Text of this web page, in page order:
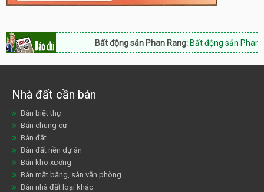
Bất động sản Phan Rang: Bất động sản Phan Rang
Nhà đất cần bán
Bán biệt thự
Bán chung cư
Bán đất
Bán đất nền dự án
Bán kho xưởng
Bán mặt bằng, sàn văn phòng
Bán nhà đất loại khác